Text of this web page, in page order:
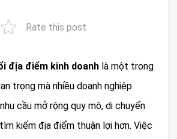
Rate this post
địa điểm kinh doanh là một trong
trọng mà nhiều doanh nghiệp
cầu mở rộng quy mô, di chuyển
kiếm địa điểm thuận lợi hơn. Việc